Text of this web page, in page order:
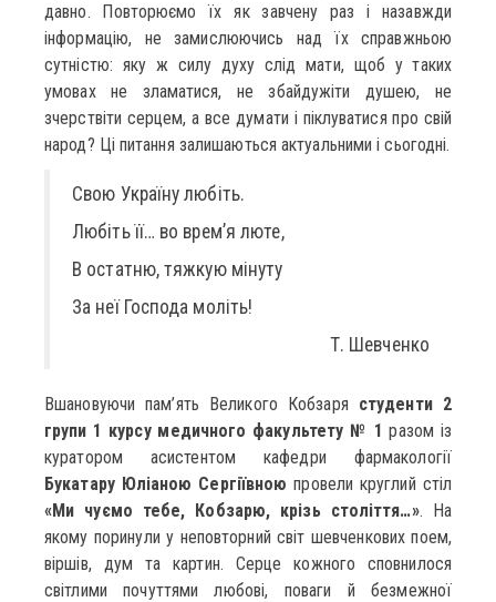
давно. Повторюємо їх як завчену раз і назавжди
інформацію, не замислюючись над їх справжньою
сутністю: яку ж силу духу слід мати, щоб у таких
умовах не зламатися, не збайдужіти душею, не
зчерствіти серцем, а все думати і піклуватися про свій
народ? Ці питання залишаються актуальними і сьогодні.
Свою Україну любіть.
Любіть її… во врем’я люте,
В остатню, тяжкую мінуту
За неї Господа моліть!
Т. Шевченко
Вшановуючи пам’ять Великого Кобзаря студенти 2
групи 1 курсу медичного факультету № 1 разом із
куратором асистентом кафедри фармакології
Букатару Юліаною Сергіївною провели круглий стіл
«Ми чуємо тебе, Кобзарю, крізь століття…». На
якому поринули у неповторний світ шевченкових поем,
віршів, дум та картин. Серце кожного сповнилося
світлими почуттями любові, поваги й безмежної